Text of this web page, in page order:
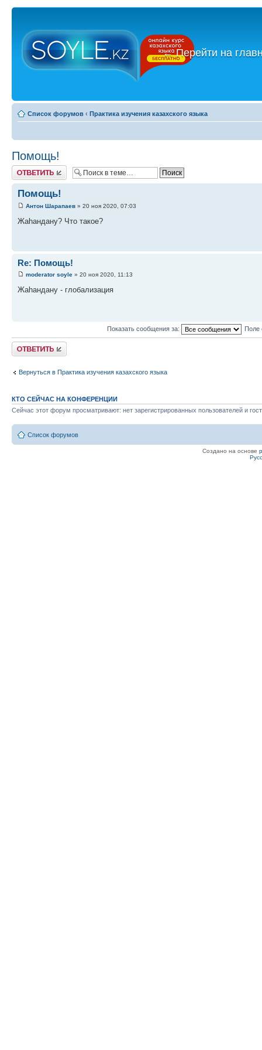
←Перейти на
Список форумов ‹ Практика изучения казахского языка
Помощь!
Ответить
Помощь!
Антон Шарапаев » 20 ноя 2020, 07:03
Жаһандану? Что такое?
Re: Помощь!
moderator soyle » 20 ноя 2020, 11:13
Жаһандану - глобализация
Показать сообщения за: Поле
Ответить
Вернуться в Практика изучения казахского языка
КТО СЕЙЧАС НА КОНФЕРЕНЦИИ
Сейчас этот форум просматривают: нет зарегистрированных пользователей и
Список форумов
Создано на основе